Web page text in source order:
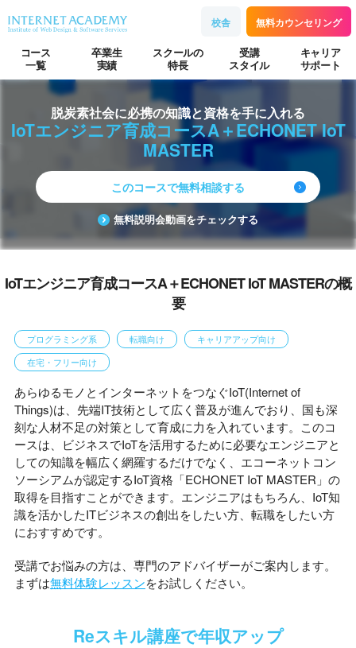
校舎 無料カウンセリング
コース
一覧
卒業生
実績
スクールの
特長
受講
スタイル
キャリア
サポート
脱炭素社会に必携の知識と資格を手に入れる
IoTエンジニア育成コースA＋ECHONET IoT
MASTER
このコースで無料相談する
無料説明会動画をチェックする
IoTエンジニア育成コースA＋ECHONET IoT MASTERの概
要
プログラミング系 転職向け
キャリアアップ向け
在宅・フリー向け
あらゆるモノとインターネットをつなぐIoT(Internet of
Things)は、先端IT技術として広く普及が進んでおり、国も深
刻な人材不足の対策として育成に力を入れています。このコ
ースは、ビジネスでIoTを活用するために必要なエンジニアと
しての知識を幅広く網羅するだけでなく、エコーネットコン
ソーシアムが認定するIoT資格「ECHONET IoT MASTER」の
取得を目指すことができます。エンジニアはもちろん、IoT知
識を活かしたITビジネスの創出をしたい方、転職をしたい方
におすすめです。
受講でお悩みの方は、専門のアドバイザーがご案内します。
まずは無料体験レッスンをお試しください。
Reスキル講座で年収アップ